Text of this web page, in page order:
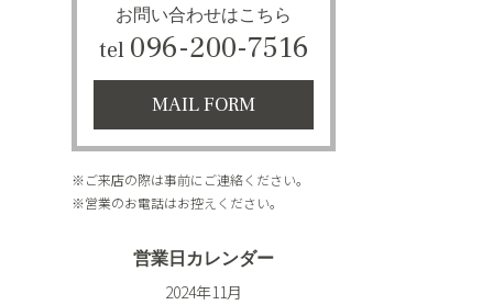
お問い合わせはこちら
tel 096-200-7516
MAIL FORM
※ご来店の際は事前にご連絡ください。
※営業のお電話はお控えください。
営業日カレンダー
2024年11月